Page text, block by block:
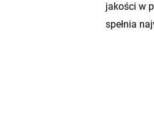
jakości w
spełnia